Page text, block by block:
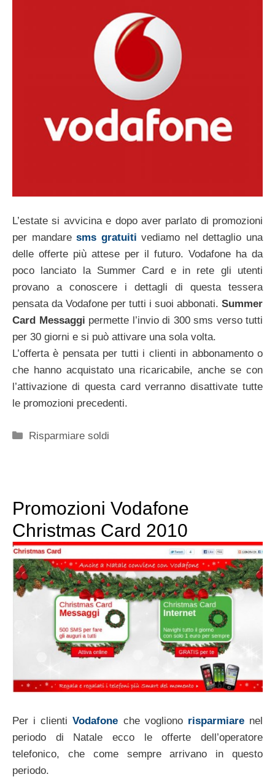
L’estate si avvicina e dopo aver parlato di promozioni
per mandaresms gratuiti vediamo nel dettaglio una
delle offerte più attese per il futuro. Vodafone ha da
poco lanciato la Summer Card e in rete gli utenti
provano a conoscere i dettagli di questa tessera
pensata da Vodafone per tutti i suoi abbonati. Summer
Card Messaggi permette l’invio di 300 sms verso tutti
per 30 giorni e si può attivare una sola volta.
L’offerta è pensata per tutti i clienti in abbonamento o
che hanno acquistato una ricaricabile, anche se con
l’attivazione di questa card verranno disattivate tutte
le promozioni precedenti.
Categorie
Risparmiare soldi
Promozioni Vodafone
Christmas Card 2010
Per i clientiVodafone che vogliono risparmiarenel
periodo di Natale ecco le offerte dell’operatore
telefonico, che come sempre arrivano in questo
periodo.